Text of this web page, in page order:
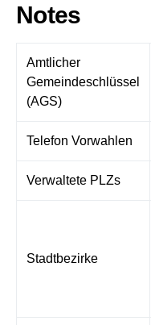
Notes
Amtlicher
Gemeindeschlüssel
(AGS)
Telefon Vorwahlen
Verwaltete PLZs
Stadtbezirke